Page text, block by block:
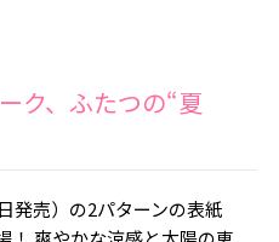
ク、ふたつの“夏
発売）の2パターンの表紙